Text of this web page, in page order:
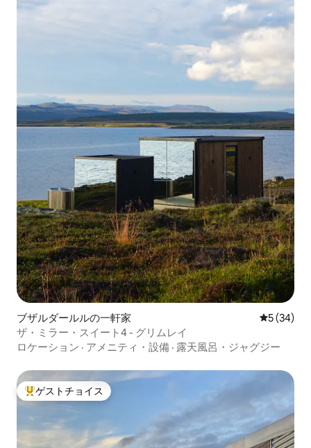
ブザルダールルの一軒家 レビュー
5 (34)
ザ・ミラー・スイート4 - グリムレイ
ロケーション · アメニティ・設備 · 露天風呂・ジャグジー
大好評のゲストチョイスです。
ゲストチョイス